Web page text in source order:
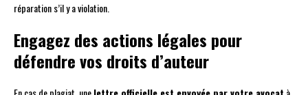
réparation s’il y a violation.
Engagez des actions légales pour
défendre vos droits d’auteur